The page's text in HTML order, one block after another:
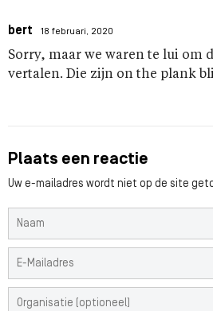
bert 18 februari, 2020
Sorry, maar we waren te lui om
vertalen. Die zijn on the plank
Plaats een reactie
Uw e-mailadres wordt niet op de site